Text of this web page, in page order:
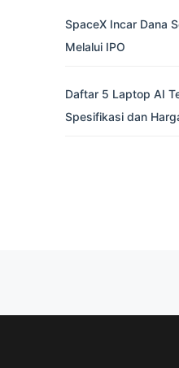
SpaceX Incar Dana
Melalui IPO
Daftar 5 Laptop AI
Spesifikasi dan